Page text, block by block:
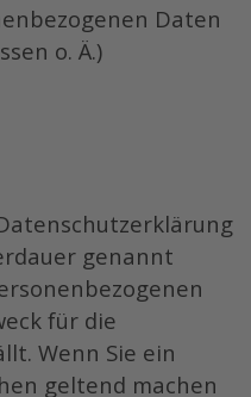
Daten
o. Ä.)
genannt
für die
Wenn Sie ein
geltend machen